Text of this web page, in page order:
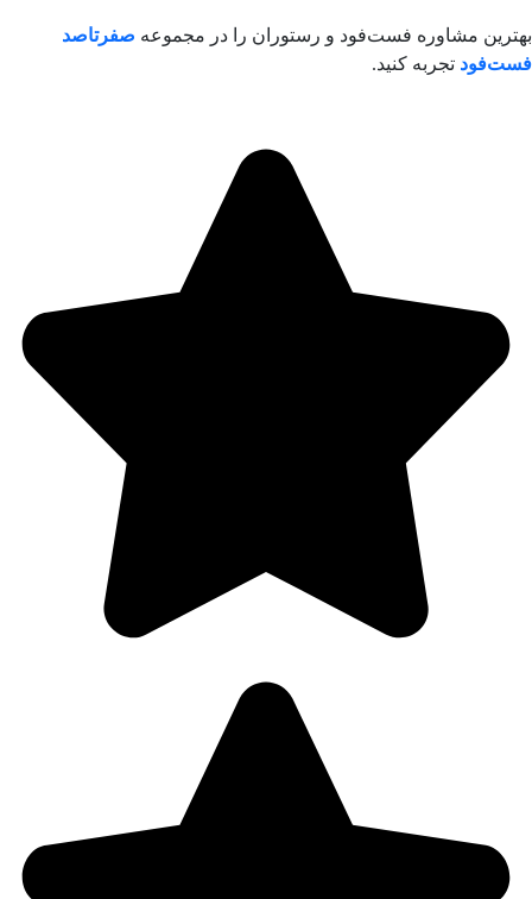
بهترین مشاوره فست‌فود و رستوران را در مجموعه صفرتاصد
فست‌فود تجربه کنید.